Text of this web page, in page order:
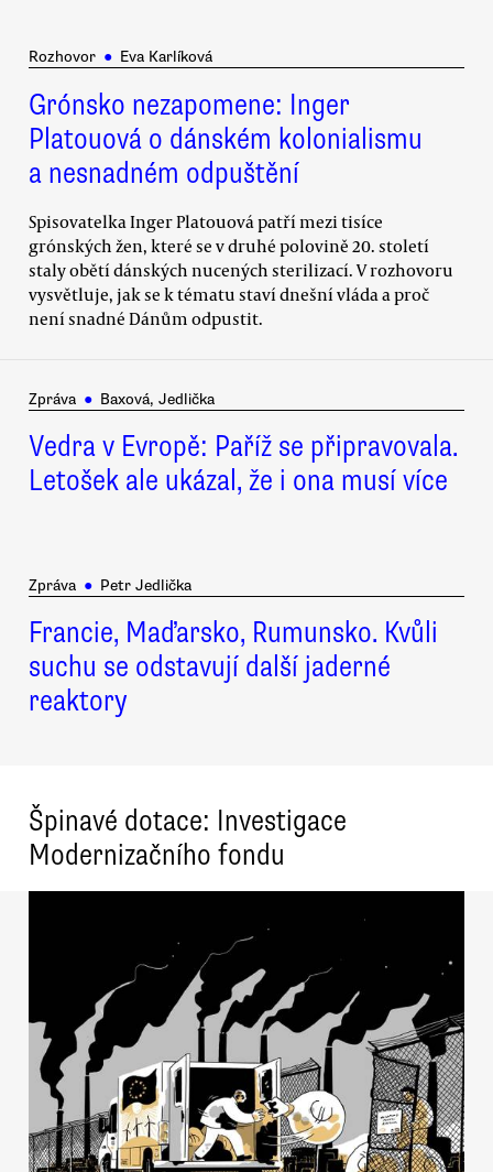
Rozhovor ● Eva Karlíková
Grónsko nezapomene: Inger
Platouová o dánském kolonialismu
a nesnadném odpuštění
Spisovatelka Inger Platouová patří mezi tisíce
grónských žen, které se v druhé polovině 20. století
staly obětí dánských nucených sterilizací. V rozhovoru
vysvětluje, jak se k tématu staví dnešní vláda a proč
není snadné Dánům odpustit.
Zpráva ● Baxová, Jedlička
Vedra v Evropě: Paříž se připravovala.
Letošek ale ukázal, že i ona musí více
Zpráva ● Petr Jedlička
Francie, Maďarsko, Rumunsko. Kvůli
suchu se odstavují další jaderné
reaktory
Špinavé dotace: Investigace
Modernizačního fondu